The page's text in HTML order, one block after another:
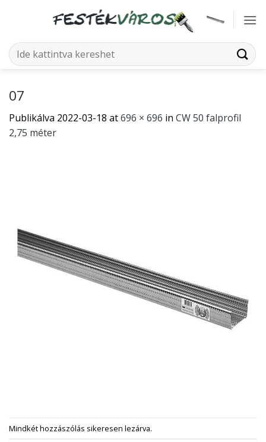
Keresés
a
07
Publikálva 2022-03-18 at696 × 696 in CW 50 falprofil
2,75 méter
Mindkét hozzászólás sikeresen lezárva.